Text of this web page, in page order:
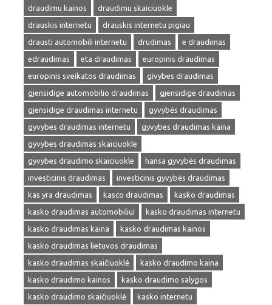
draudimu kainos
draudimu skaiciuokle
drauskis internetu
drauskis internetu pigiau
drausti automobili internetu
drudimas
e draudimas
edraudimas
eta draudimas
europinis draudimas
europinis sveikatos draudimas
givybes draudimas
gjensidige automobilio draudimas
gjensidige draudimas
gjensidige draudimas internetu
gyvybės draudimas
gyvybes draudimas internetu
gyvybes draudimas kaina
gyvybes draudimas skaiciuokle
gyvybes draudimo skaiciuokle
hansa gyvybės draudimas
investicinis draudimas
investicinis gyvybės draudimas
kas yra draudimas
kasco draudimas
kasko draudimas
kasko draudimas automobiliui
kasko draudimas internetu
kasko draudimas kaina
kasko draudimas kainos
kasko draudimas lietuvos draudimas
kasko draudimas skaičiuoklė
kasko draudimo kaina
kasko draudimo kainos
kasko draudimo salygos
kasko draudimo skaičiuoklė
kasko internetu